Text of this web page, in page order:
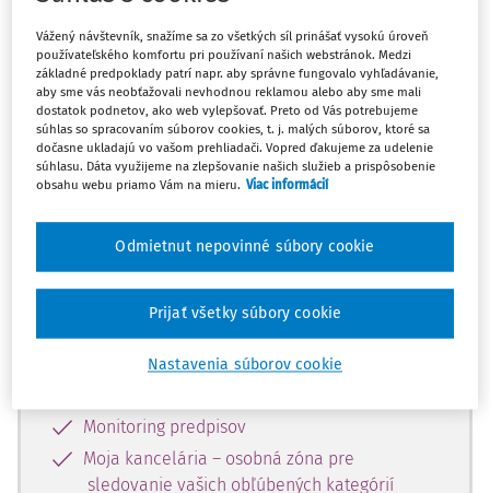
Ups, zatiaľ ste si prečítali len
začiatok...
Celý odborný obsah z tejto oblasti je
dostupný predplatiteľom portálu.
obsahu a získajte prístup na 10 dní
zdarma, stačí sa len zaregistrovať.
Vďaka registrácii získate prístup aj k
vybranému obsahu:
Monitoring predpisov
Moja kancelária – osobná zóna pre
sledovanie vašich obľúbených kategórií
Vážený návštevník, snažíme sa zo všetkých síl prinášať vysokú úroveň
používateľského komfortu pri používaní našich webstránok. Medzi
základné predpoklady patrí napr. aby správne fungovalo vyhľadávanie,
aby sme vás neobťažovali nevhodnou reklamou alebo aby sme mali
dostatok podnetov, ako web vylepšovať. Preto od Vás potrebujeme
súhlas so spracovaním súborov cookies, t. j. malých súborov, ktoré sa
dočasne ukladajú vo vašom prehliadači. Vopred ďakujeme za udelenie
súhlasu. Dáta využijeme na zlepšovanie našich služieb a prispôsobenie
obsahu webu priamo Vám na mieru. Viac informácií
Nastavenia súborov cookie
Odmietnut nepovinné súbory cookie
Prijať všetky súbory cookie